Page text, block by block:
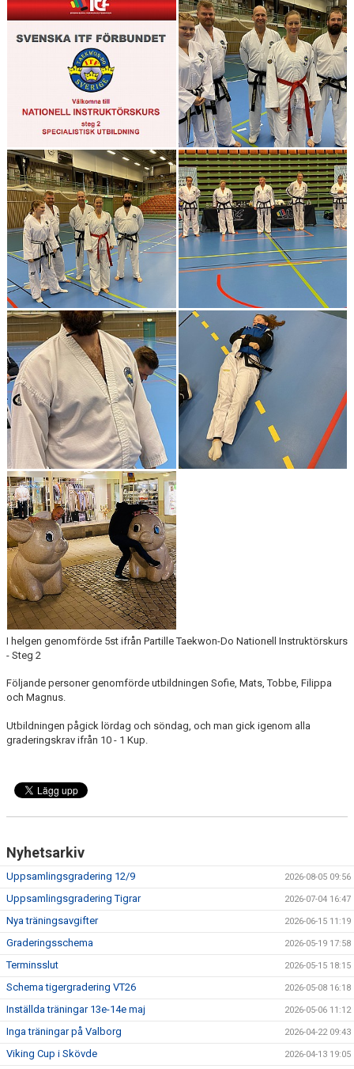
TRÄNINGSTIDER
SPONSORER & PARTNERS
I helgen genomförde 5st ifrån Partille Taekwon-Do Nationell Instruktörskurs
- Steg 2
Följande personer genomförde utbildningen Sofie, Mats, Tobbe, Filippa
och Magnus.
Utbildningen pågick lördag och söndag, och man gick igenom alla
graderingskrav ifrån 10 - 1 Kup.
Nyhetsarkiv
Uppsamlingsgradering 12/9 2026-08-05 09:56
Uppsamlingsgradering Tigrar 2026-07-04 16:47
Nya träningsavgifter 2026-06-15 11:19
Graderingsschema 2026-05-19 17:58
Terminsslut 2026-05-15 18:15
Schema tigergradering VT26 2026-05-08 16:18
Inställda träningar 13e-14e maj 2026-05-06 11:12
Inga träningar på Valborg 2026-04-22 09:43
Viking Cup i Skövde 2026-04-13 19:05